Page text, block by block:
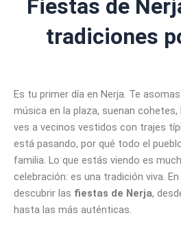
Fiestas de
tradiciones
Es tu primer día en Nerja. Te
música en la plaza, suenan
ves a vecinos vestidos con trajes
está pasando, por qué todo el
familia. Lo que estás viendo es
celebración: es una tradición viva.
descubrir las fiestas de Nerja,
hasta las más auténticas.